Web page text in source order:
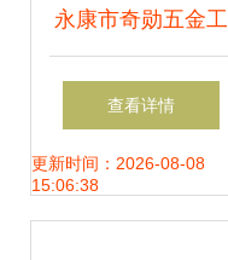
永康市奇勋五金工
具厂——船舶专用
配件产品详览与五
查看详情
更新时间：2026-08-08
15:06:38